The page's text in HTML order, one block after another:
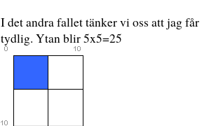
I det andra fallet tänker vi oss att jag
tydlig. Ytan blir 5x5=25